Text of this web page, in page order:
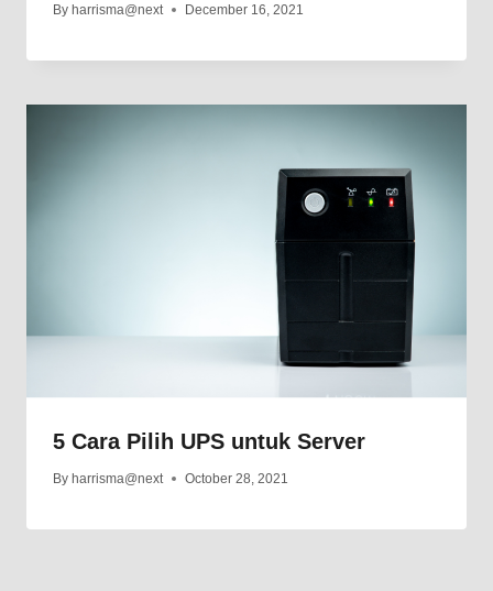
By harrisma@next December 16, 2021
5 Cara Pilih UPS untuk Server
By harrisma@next October 28, 2021